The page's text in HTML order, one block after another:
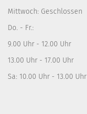
Mittwoch: Geschlossen
Do. - Fr.:
9.00 Uhr - 12.00 Uhr
13.00 Uhr - 17.00 Uhr
Sa: 10.00 Uhr - 13.00 Uhr